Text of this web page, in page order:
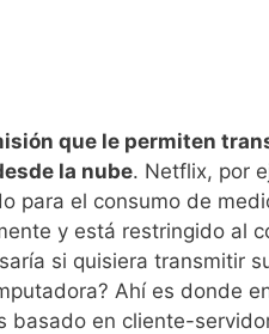
que le permiten
la nube. Netflix, por
para el consumo de
y está restringido al
si quisiera transmitir
Ahí es donde
en cliente-